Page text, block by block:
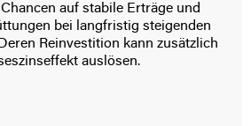
auf stabile Erträge und
bei lang­fristig steigen­den
Rein­vestition kann zusätzlich
auslösen.